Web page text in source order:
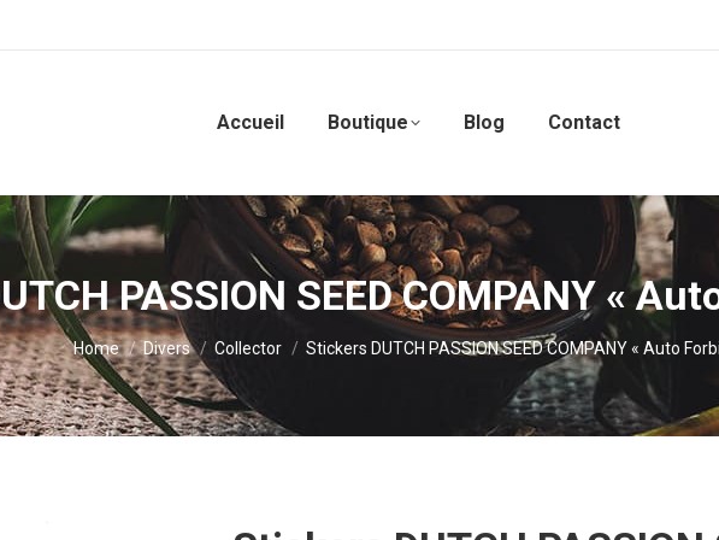
Accueil Boutique Blog Contact
PASSION SEED COMPANY «
You are here:
Home Divers Collector Stickers DUTCH PASSION SEED COMPANY « Auto